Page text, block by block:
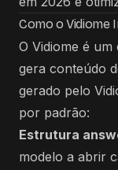
Como o Vidiome
O Vidiome é
gera conteúdo
gerado pelo
por padrão:
Estrutura
modelo a abrir